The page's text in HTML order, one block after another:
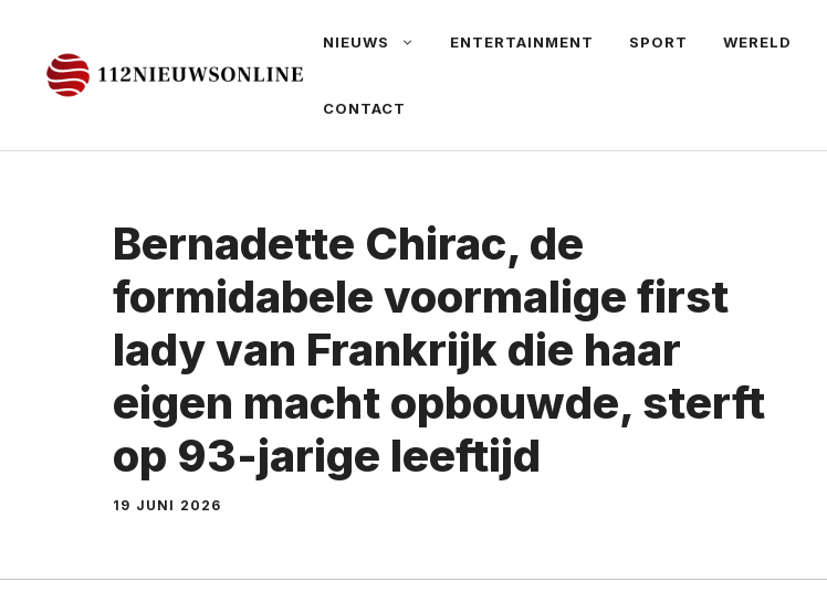
NIEUWS ENTERTAINMENT SPORT WERELD
CONTACT
Bernadette Chirac, de
formidabele voormalige first
lady van Frankrijk die haar
eigen macht opbouwde, sterft
op 93-jarige leeftijd
19 JUNI 2026